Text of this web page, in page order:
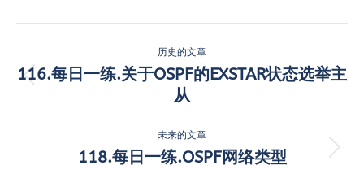
章
历史的文章
历
史
文
章：
116.每日一练.关于OSPF的EXSTAR状态选举主
从
未来的文章
未
118.每日一练.OSPF网络类型